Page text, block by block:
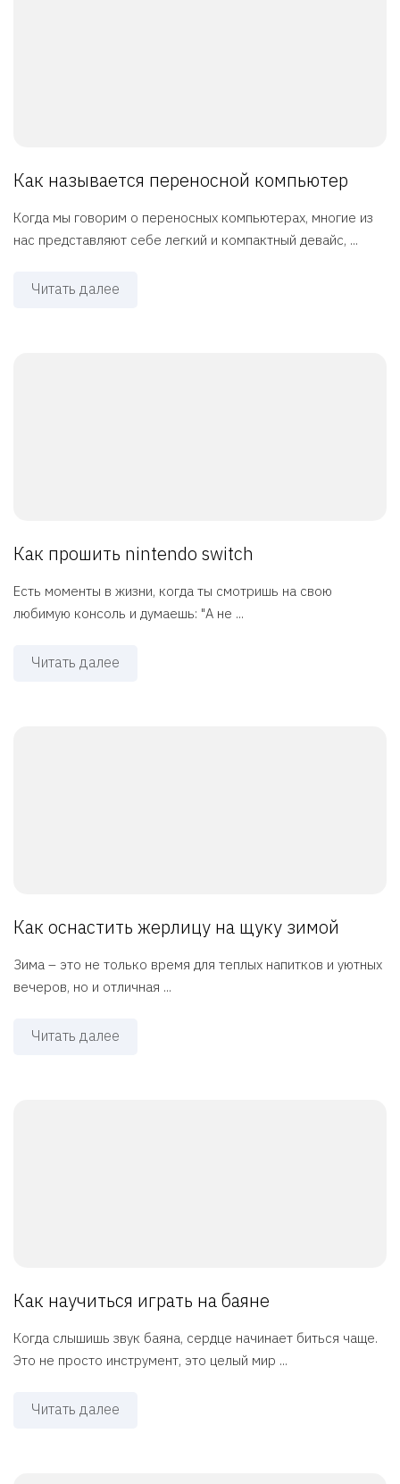
Как называется переносной компьютер
Когда мы говорим о переносных компьютерах, многие из
нас представляют себе легкий и компактный девайс, ...
Читать далее
Как прошить nintendo switch
Есть моменты в жизни, когда ты смотришь на свою
любимую консоль и думаешь: "А не ...
Читать далее
Как оснастить жерлицу на щуку зимой
Зима – это не только время для теплых напитков и уютных
вечеров, но и отличная ...
Читать далее
Как научиться играть на баяне
Когда слышишь звук баяна, сердце начинает биться чаще.
Это не просто инструмент, это целый мир ...
Читать далее